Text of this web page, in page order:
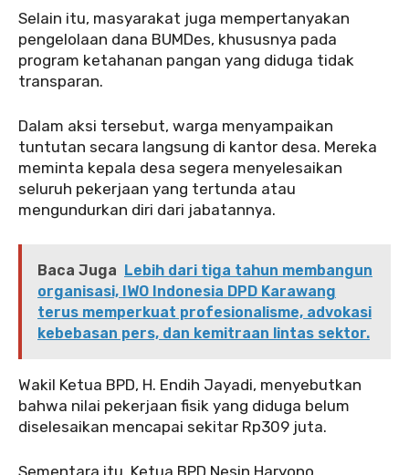
‎‎Selain itu, masyarakat juga mempertanyakan
pengelolaan dana BUMDes, khususnya pada
program ketahanan pangan yang diduga tidak
transparan.
‎‎Dalam aksi tersebut, warga menyampaikan
tuntutan secara langsung di kantor desa. Mereka
meminta kepala desa segera menyelesaikan
seluruh pekerjaan yang tertunda atau
mengundurkan diri dari jabatannya.
Baca Juga Lebih dari tiga tahun membangun
organisasi, IWO Indonesia DPD Karawang
terus memperkuat profesionalisme, advokasi
kebebasan pers, dan kemitraan lintas sektor.
‎Wakil Ketua BPD, H. Endih Jayadi, menyebutkan
bahwa nilai pekerjaan fisik yang diduga belum
diselesaikan mencapai sekitar Rp309 juta.
‎‎Sementara itu, Ketua BPD Nesin Haryono